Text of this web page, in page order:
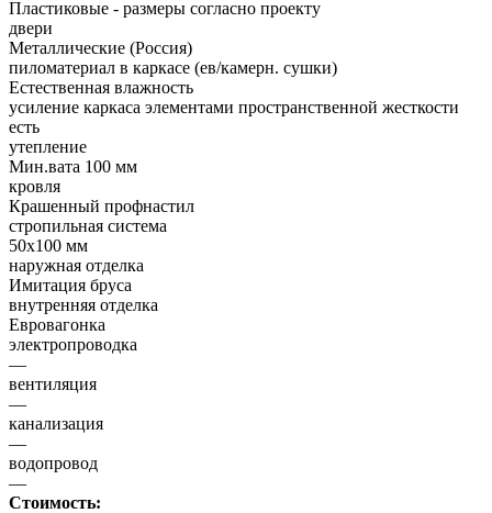
Пластиковые - размеры согласно проекту
двери
Металлические (Россия)
пиломатериал в каркасе (ев/камерн. сушки)
Естественная влажность
усиление каркаса элементами пространственной жесткости
есть
утепление
Мин.вата 100 мм
кровля
Крашенный профнастил
стропильная система
50х100 мм
наружная отделка
Имитация бруса
внутренняя отделка
Евровагонка
электропроводка
—
вентиляция
—
канализация
—
водопровод
—
Стоимость: